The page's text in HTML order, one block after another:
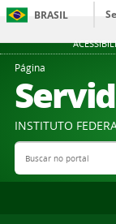
BRASIL
Página
INSTITUTO
Buscar no portal